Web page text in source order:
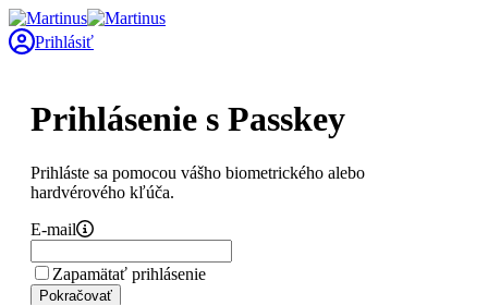
Prihlásiť
Prihlásenie s Passkey
Prihláste sa pomocou vášho biometrického alebo
hardvérového kľúča.
E-mail
Zapamätať prihlásenie
Pokračovať